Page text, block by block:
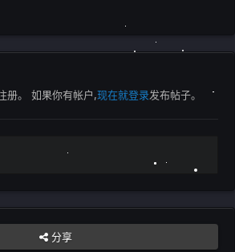
册。 如果你有帐户,现在就登录发布帖子。
分享